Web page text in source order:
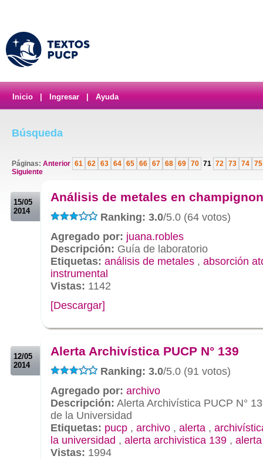
Inicio Ingresar Ayuda
Búsqueda
Páginas: Anterior 61 62 63 64 65 66 67 68 69 70 71 72 73 74 75
Siguiente
15/05
2014
Análisis de metales en
Ranking: 3.0/5.0 (64 votos)
Agregado por: juana.robles
Descripción: Guía de laboratorio
Etiquetas: análisis de metales , absorción
instrumental
Vistas: 1142
[Descargar]
12/05
2014
Alerta Archivística PUCP N° 139
Ranking: 3.0/5.0 (91 votos)
Agregado por: archivo
Descripción: Alerta Archivística PUCP N°
de la Universidad
Etiquetas: pucp , archivo , alerta ,
la universidad , alerta archivistica 139 ,
Vistas: 1994